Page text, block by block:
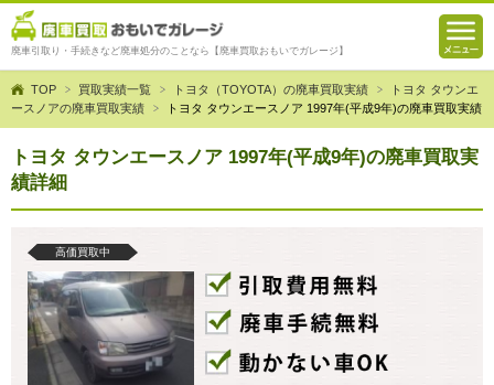
廃車引取り・手続きなど廃車処分のことなら【廃車買取おもいでガレージ】
TOP 買取実績一覧 トヨタ（TOYOTA）の廃車買取実績
トヨタ タウンエ
ースノアの廃車買取実績
トヨタ タウンエースノア 1997年(平成9年)の廃車買取実績
トヨタ タウンエースノア 1997年(平成9年)の廃車買取実
績詳細
高価買取中